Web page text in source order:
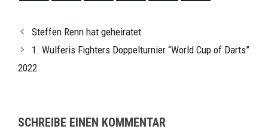
Steffen Renn hat geheiratet
1. Wulferis Fighters Doppelturnier “World Cup of Darts”
2022
SCHREIBE EINEN KOMMENTAR